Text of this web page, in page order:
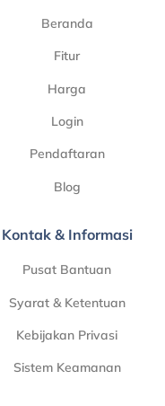
Beranda
Fitur
Harga
Login
Pendaftaran
Blog
Kontak & Informasi
Pusat Bantuan
Syarat & Ketentuan
Kebijakan Privasi
Sistem Keamanan